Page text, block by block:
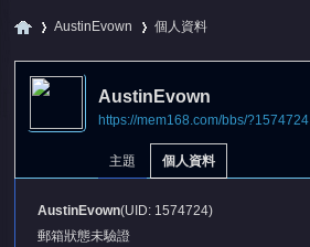
AustinEvown
›
個人資料
AustinEvown
https://mem168.com/bbs/?1574724
主題 個人資料
AustinEvown(UID: 1574724)
郵箱狀態未驗證